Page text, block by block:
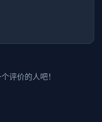
评价的人吧！